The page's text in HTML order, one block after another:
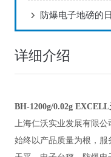
防爆电子地磅的
详细介绍
BH-1200g/0.02g
上海仁沃实业发展有限公
始终以产品质量为根，